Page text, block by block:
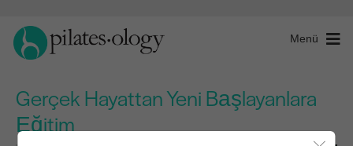
Menü
Gerçek Hayattan Yeni Başlayanlara
Eğitim